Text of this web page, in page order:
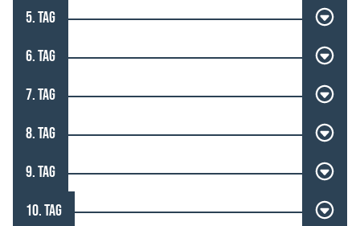
5. TAG
6. TAG
7. TAG
8. TAG
9. TAG
10. TAG